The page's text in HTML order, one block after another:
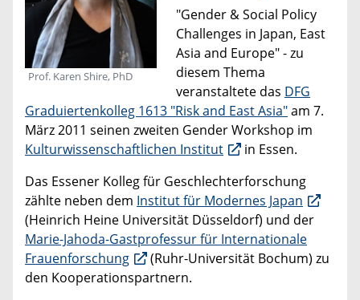
Prof. Karen Shire, PhD
"Gender & Social Policy
Challenges in Japan, East
Asia and Europe" - zu
diesem Thema
veranstaltete das DFG
Graduiertenkolleg 1613 "Risk and East Asia"am 7.
März 2011 seinen zweiten Gender Workshop im
Kulturwissenschaftlichen Institut
in Essen.
Das Essener Kolleg für Geschlechterforschung
zählte neben dem Institut für Modernes Japan
(Heinrich Heine Universität Düsseldorf) und der
Marie-Jahoda-Gastprofessur für Internationale
Frauenforschung
(Ruhr-Universität Bochum) zu
den Kooperationspartnern.